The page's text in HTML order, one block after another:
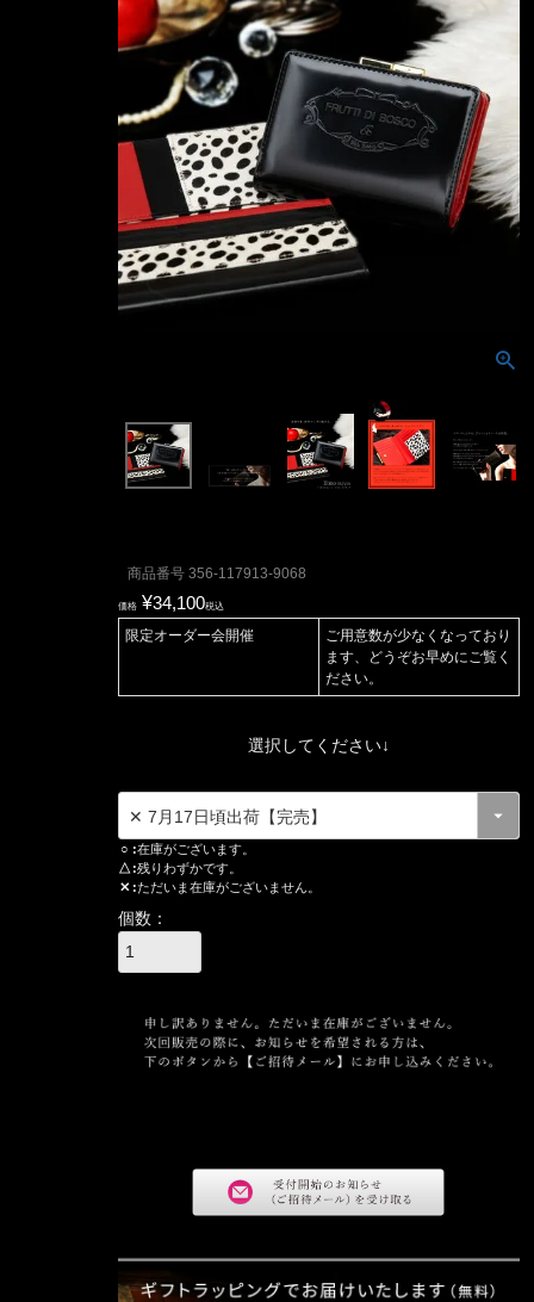
商品番号 356-117913-9068
価格 ¥34,100税込
限定オーダー会開催
ご用意数が少なくなっており
ます、どうぞお早めにご覧く
ださい。
選択してください↓
○
在庫がございます。
△ 残りわずかです。
✕ ただいま在庫がございません。